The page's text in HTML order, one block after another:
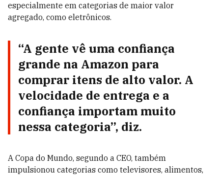
especialmente em categorias de maior valor
agregado, como eletrônicos.
“A gente vê uma confiança
grande na Amazon para
comprar itens de alto valor. A
velocidade de entrega e a
confiança importam muito
nessa categoria”, diz.
A Copa do Mundo, segundo a CEO, também
impulsionou categorias como televisores, alimentos,